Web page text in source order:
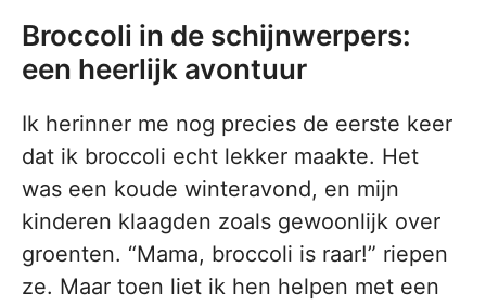
Broccoli in de schijnwerpers:
een heerlijk avontuur
Ik herinner me nog precies de eerste keer
dat ik broccoli echt lekker maakte. Het
was een koude winteravond, en mijn
kinderen klaagden zoals gewoonlijk over
groenten. “Mama, broccoli is raar!” riepen
ze. Maar toen liet ik hen helpen met een